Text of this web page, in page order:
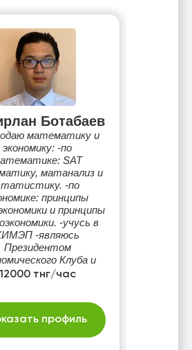
Ботабаев
математику и
экономику: -по
SAT
матанализ и
-по
принципы
и принципы
-учусь в
-являюсь
Президентом
Клуба и
Президентом
12000 тнг/час
профиль